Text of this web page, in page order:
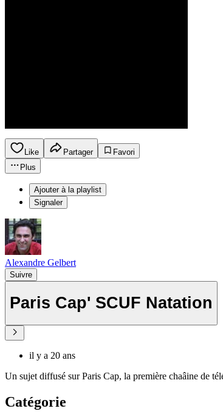
Like Partager
Favori
Plus
Ajouter à la playlist
Signaler
Alexandre Gelbert
Suivre
Paris Cap' SCUF Natation
il y a 20 ans
Un sujet diffusé sur Paris Cap, la première chaâine de
Catégorie